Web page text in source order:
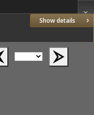
Show details